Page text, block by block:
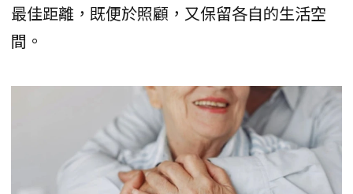
最佳距離，既便於照顧，又保留各自的生活空
間。